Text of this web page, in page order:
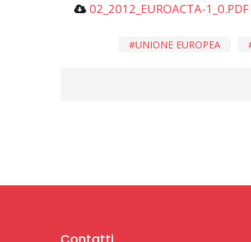
02_2012_EUROACTA-1_0.PDF
UNIONE EUROPEA